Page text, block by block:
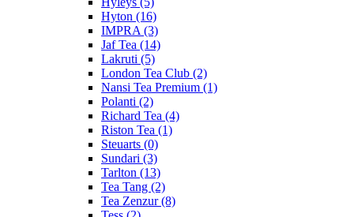
Hyton (16)
IMPRA (3)
Jaf Tea (14)
Lakruti (5)
London Tea Club (2)
Nansi Tea Premium (1)
Polanti (2)
Richard Tea (4)
Riston Tea (1)
Steuarts (0)
Sundari (3)
Tarlton (13)
Tea Tang (2)
Tea Zenzur(8)